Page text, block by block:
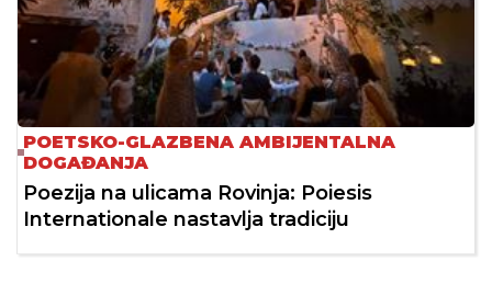
POETSKO-GLAZBENA AMBIJENTALNA
DOGAĐANJA
Poezija na ulicama Rovinja: Poiesis
Internationale nastavlja tradiciju